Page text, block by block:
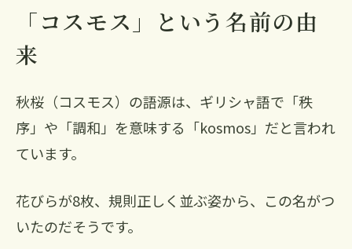
「コスモス」という名前の由
来
秋桜（コスモス）の語源は、ギリシャ語で「秩
序」や「調和」を意味する「kosmos」だと言われ
ています。
花びらが8枚、規則正しく並ぶ姿から、この名がつ
いたのだそうです。